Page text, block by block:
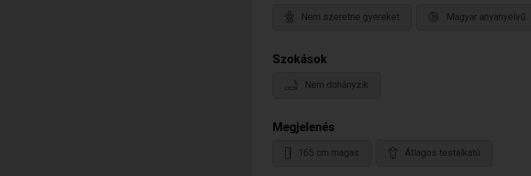
Nem szeretne gyereket Magyar anyanyelvű
Szokások
Nem dohányzik
Megjelenés
165 cm magas Átlagos testalkatú